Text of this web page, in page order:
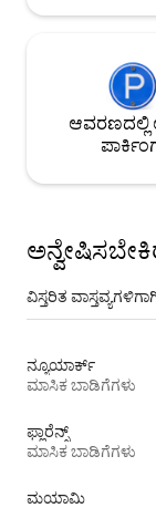
ವಿಸ್ತರಿತ
ನ್ಯೂಯಾರ್ಕ್
ಮಾಸಿಕ ಬಾಡಿಗೆಗಳು
ಫ್ಲಾರೆನ್ಸ್
ಮಾಸಿಕ ಬಾಡಿಗೆಗಳು
ಮಯಾಮಿ